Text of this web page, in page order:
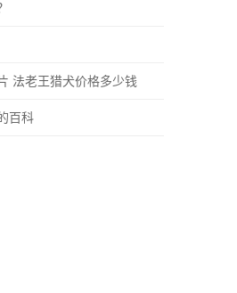
法老王猎犬价格多少钱
百科